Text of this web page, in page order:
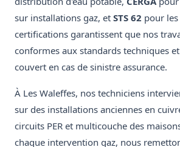
sur installations gaz, et STS 62 pour les
certifications garantissent que nos
conformes aux standards techniques
couvert en cas de sinistre assurance.
À Les Waleffes, nos techniciens
sur des installations anciennes en
circuits PER et multicouche des
chaque intervention gaz, nous